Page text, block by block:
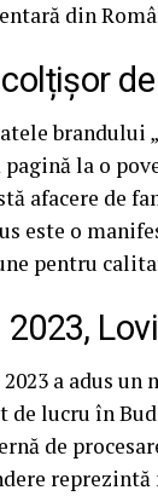
din
brandului
pagină la o
afacere de
este o
pentru
2023,
a adus
de lucru în
de
reprezintă